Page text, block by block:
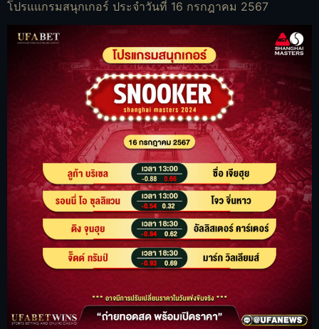
โปรแแกรมสนุกเกอร์ ประจำวันที่ 16 กรกฎาคม 2567